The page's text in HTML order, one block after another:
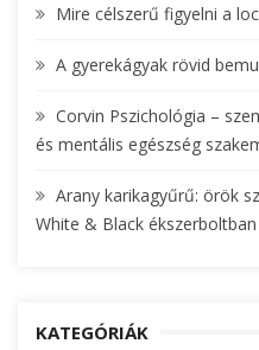
:
Mire célszerű figyelni a
A gyerekágyak rövid
Corvin Pszichológia –
és mentális egészség
Arany karikagyűrű: örök
White & Black ékszerboltban
KATEGÓRIÁK